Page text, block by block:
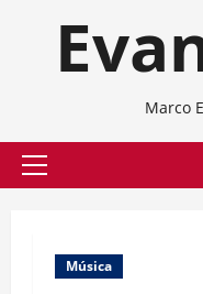
Marco
Primary
Música